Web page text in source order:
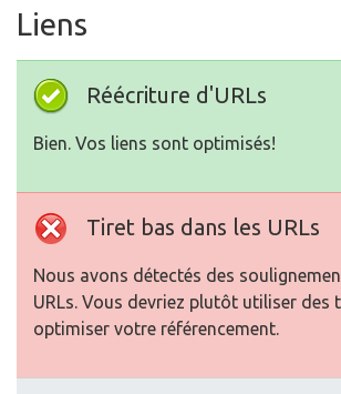
Liens
Réécriture d'URLs
Bien. Vos liens sont optimisés!
Tiret bas dans les URLs
Nous avons détectés des
URLs. Vous devriez plutôt utiliser des
optimiser votre référencement.